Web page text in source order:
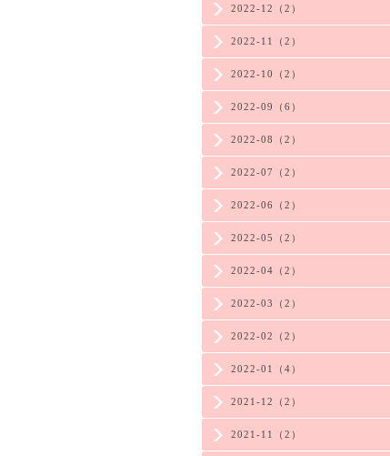
2022-12（2）
2022-11（2）
2022-10（2）
2022-09（6）
2022-08（2）
2022-07（2）
2022-06（2）
2022-05（2）
2022-04（2）
2022-03（2）
2022-02（2）
2022-01（4）
2021-12（2）
2021-11（2）